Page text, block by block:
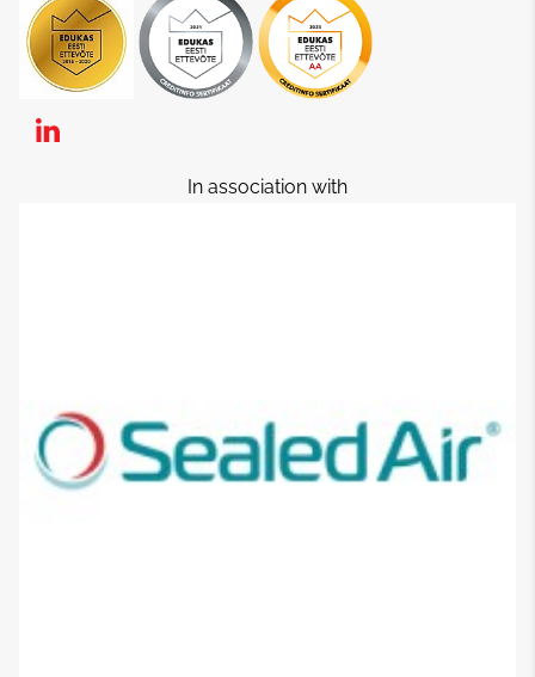
In association with